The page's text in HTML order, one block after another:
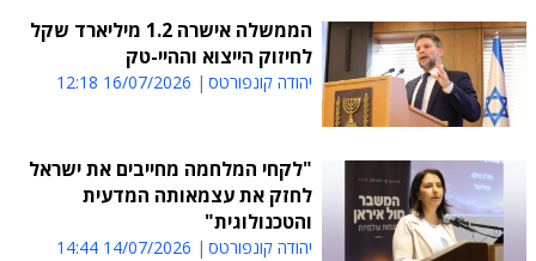
הממשלה אישרה 1.2 מיליארד שקל
לחיזוק הייצוא וההיי-טק
יהודה קונפורטס 16/07/2026 12:18
"לקחי המלחמה מחייבים את ישראל
לחזק את עצמאותה המדעית
והטכנולוגית"
יהודה קונפורטס 14/07/2026 14:44